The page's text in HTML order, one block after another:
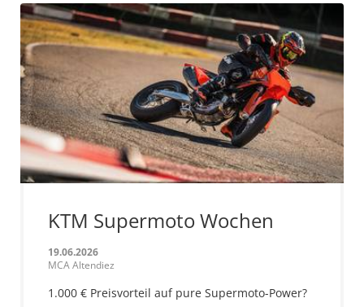
KTM Supermoto Wochen
19.06.2026
MCA Altendiez
1.000 € Preisvorteil auf pure Supermoto-Power?